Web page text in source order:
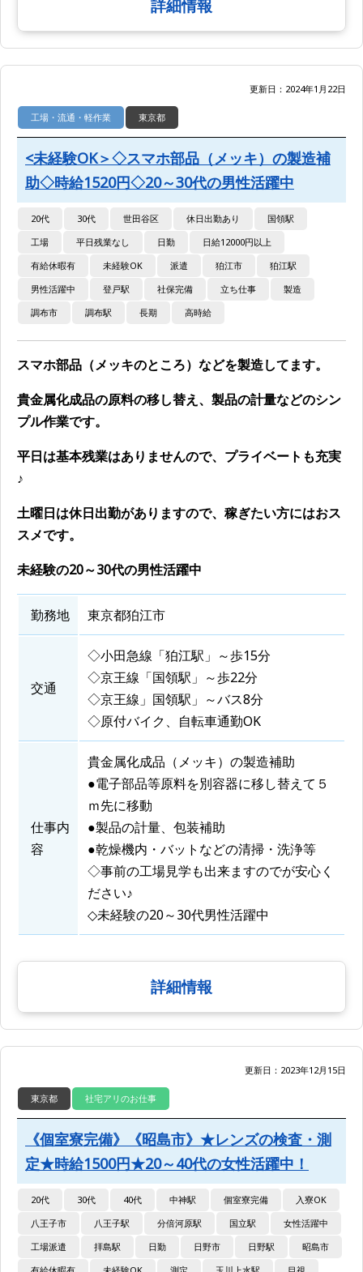
詳細情報
更新日：2024年1月22日
工場・流通・軽作業 東京都
<未経験OK＞◇スマホ部品（メッキ）の製造補
助◇時給1520円◇20～30代の男性活躍中
20代 30代 世田谷区 休日出勤あり
国領駅
工場
平日残業なし 日勤
日給12000円以上
有給休暇有
未経験OK 派遣 狛江市
狛江駅
男性活躍中
登戸駅 社保完備 立ち仕事
製造
調布市
調布駅 長期 高時給
スマホ部品（メッキのところ）などを製造してます。
貴金属化成品の原料の移し替え、製品の計量などのシン
プル作業です。
平日は基本残業はありませんので、プライベートも充実
♪
土曜日は休日出勤がありますので、稼ぎたい方にはおス
スメです。
未経験の20～30代の男性活躍中
勤務地 東京都狛江市
交通
◇小田急線「狛江駅」～歩15分
◇京王線「国領駅」～歩22分
◇京王線」国領駅」～バス8分
◇原付バイク、自転車通勤OK
仕事内
容
貴金属化成品（メッキ）の製造補助
●電子部品等原料を別容器に移し替えて５
ｍ先に移動
●製品の計量、包装補助
●乾燥機内・バットなどの清掃・洗浄等
◇事前の工場見学も出来ますのでが安心く
ださい♪
◇未経験の20～30代男性活躍中
詳細情報
更新日：2023年12月15日
東京都 社宅アリのお仕事
《個室寮完備》《昭島市》★レンズの検査・測
定★時給1500円★20～40代の女性活躍中！
20代 30代 40代 中神駅 個室寮完備
入寮OK
八王子市
八王子駅 分倍河原駅 国立駅
女性活躍中
工場派遣
拝島駅 日勤 日野市 日野駅
昭島市